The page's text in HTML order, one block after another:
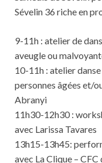
Sévelin 36 riche en
9-11h : atelier de
aveugle ou
10-11h : atelier
personnes âgées et/
Abranyi
11h30-12h30 :
avec Larissa Tavares
13h15-13h45:
avec La Clique –